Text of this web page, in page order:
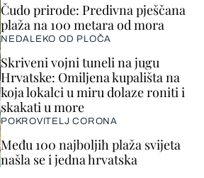
Čudo prirode: Predivna pješčana
plaža na 100 metara od mora
NEDALEKO OD PLOČA
Skriveni vojni tuneli na jugu
Hrvatske: Omiljena kupališta na
koja lokalci u miru dolaze roniti i
skakati u more
POKROVITELJ CORONA
Među 100 najboljih plaža svijeta
našla se i jedna hrvatska